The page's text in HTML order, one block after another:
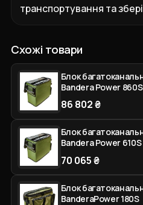
транспортування та
Схожі товари
Блок
Bandera Power 860S
86 802 ₴
Блок
Bandera Power 610S
70 065 ₴
Блок
BanderaPower 180S